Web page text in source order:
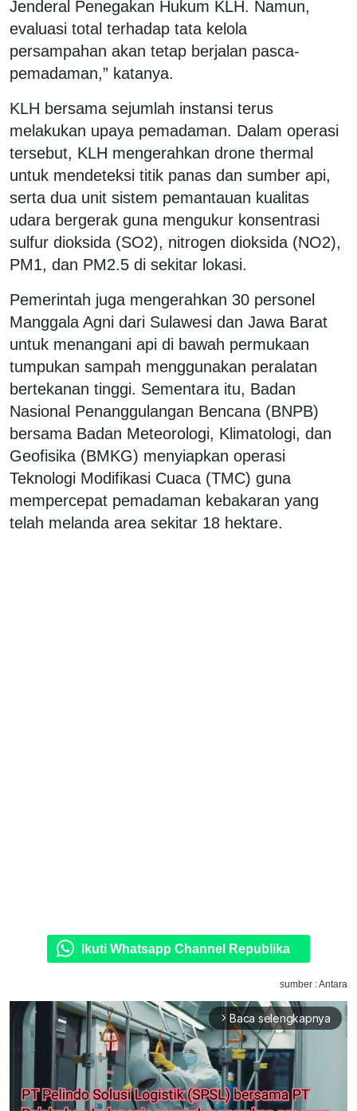
Jenderal Penegakan Hukum KLH. Namun,
evaluasi total terhadap tata kelola
persampahan akan tetap berjalan pasca-
pemadaman,” katanya.
KLH bersama sejumlah instansi terus
melakukan upaya pemadaman. Dalam operasi
tersebut, KLH mengerahkan drone thermal
untuk mendeteksi titik panas dan sumber api,
serta dua unit sistem pemantauan kualitas
udara bergerak guna mengukur konsentrasi
sulfur dioksida (SO2), nitrogen dioksida (NO2),
PM1, dan PM2.5 di sekitar lokasi.
Pemerintah juga mengerahkan 30 personel
Manggala Agni dari Sulawesi dan Jawa Barat
untuk menangani api di bawah permukaan
tumpukan sampah menggunakan peralatan
bertekanan tinggi. Sementara itu, Badan
Nasional Penanggulangan Bencana (BNPB)
bersama Badan Meteorologi, Klimatologi, dan
Geofisika (BMKG) menyiapkan operasi
Teknologi Modifikasi Cuaca (TMC) guna
mempercepat pemadaman kebakaran yang
telah melanda area sekitar 18 hektare.
Ikuti Whatsapp Channel Republika
sumber : Antara
arrow_forward_ios Baca selengkapnya